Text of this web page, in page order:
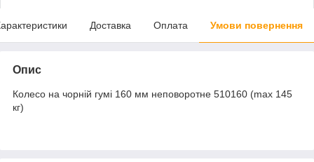
Доставка Оплата Умови повернення
Опис
Колесо на чорній гумі 160 мм неповоротне 510160 (max 145
кг)